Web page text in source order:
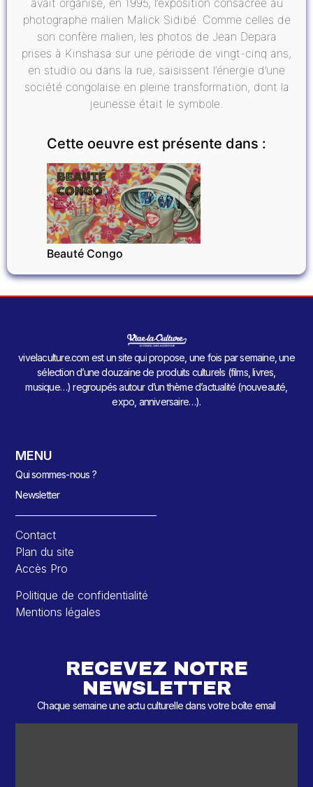
avait organisé, en 1995, l’exposition consacrée au
photographe malien Malick Sidibé. Comme celles de
son confère malien, les photos de Jean Depara
prises à Kinshasa sur une période de vingt-cinq ans,
en studio ou dans la rue, saisissent l’énergie d’une
société congolaise en pleine transformation, dont la
jeunesse était le symbole.
Cette oeuvre est présente dans :
EXPOSITIONS
Beauté Congo
vivelaculture.com est un site qui propose, une fois par semaine, une
sélection d’une douzaine de produits culturels (films, livres,
musique…) regroupés autour d’un thème d’actualité (nouveauté,
expo, anniversaire…).
MENU
Qui sommes-nous ?
Newsletter
Contact
Plan du site
Accès Pro
Politique de confidentialité
Mentions légales
RECEVEZ NOTRE
NEWSLETTER
Chaque semaine une actu culturelle dans votre boîte email